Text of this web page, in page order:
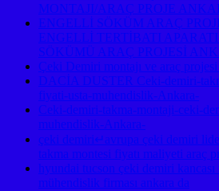
MONTAJI/ARAÇ PROJE
ENGELLİ SÖKÜM ARAÇ
ENGELLİ TERTİBATI
SÖKÜMÜ ARAÇ PROJESİ
Çeki Demiri montajı ve araç
DACİA DUSTER Ceki-demiri-
fiyati-usta-muhendislik-Ankara-
Ceki-demiri-takma-montaji-ceki-
muhendislik-Ankara-
çeki demiri↵avrupa çeki demiri
takma montesi fiyatı maliyeti araç
hyundai tucson çeki demiri kancası
mühendislik firması ankara da